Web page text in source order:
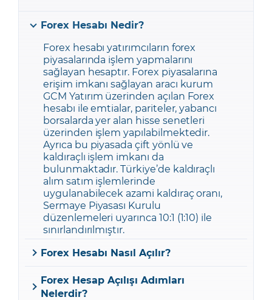
Forex Hesabı Nedir?
Forex hesabı yatırımcıların forex
piyasalarında işlem yapmalarını
sağlayan hesaptır. Forex piyasalarına
erişim imkanı sağlayan aracı kurum
GCM Yatırım üzerinden açılan Forex
hesabı ile emtialar, pariteler, yabancı
borsalarda yer alan hisse senetleri
üzerinden işlem yapılabilmektedir.
Ayrıca bu piyasada çift yönlü ve
kaldıraçlı işlem imkanı da
bulunmaktadır. Türkiye’de kaldıraçlı
alım satım işlemlerinde
uygulanabilecek azami kaldıraç oranı,
Sermaye Piyasası Kurulu
düzenlemeleri uyarınca 10:1 (1:10) ile
sınırlandırılmıştır.
Forex Hesabı Nasıl Açılır?
Forex Hesap Açılışı Adımları
Nelerdir?